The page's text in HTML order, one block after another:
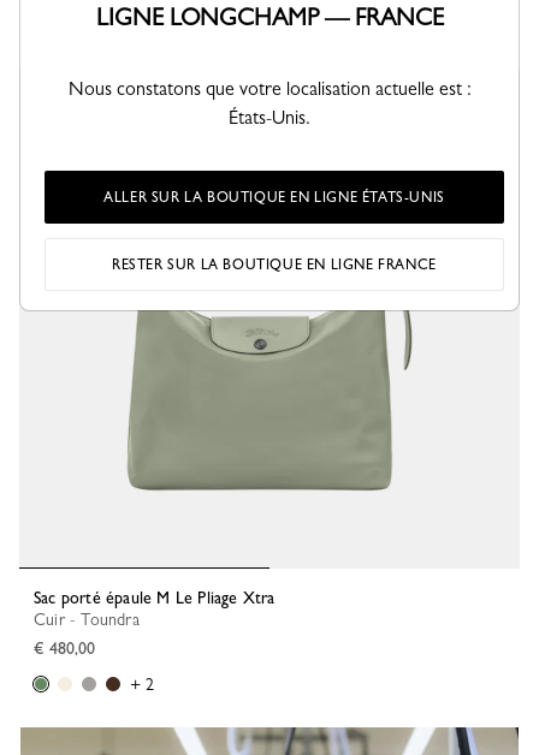
+ 4
+ 1
Sac porté épaule M Le Pliage Xtra
Cuir - Toundra
€ 480,00
+ 2
LIGNE LONGCHAMP — FRANCE
Nous constatons que votre localisation actuelle est :
États-Unis.
ALLER SUR LA BOUTIQUE EN LIGNE ÉTATS-UNIS
RESTER SUR LA BOUTIQUE EN LIGNE FRANCE